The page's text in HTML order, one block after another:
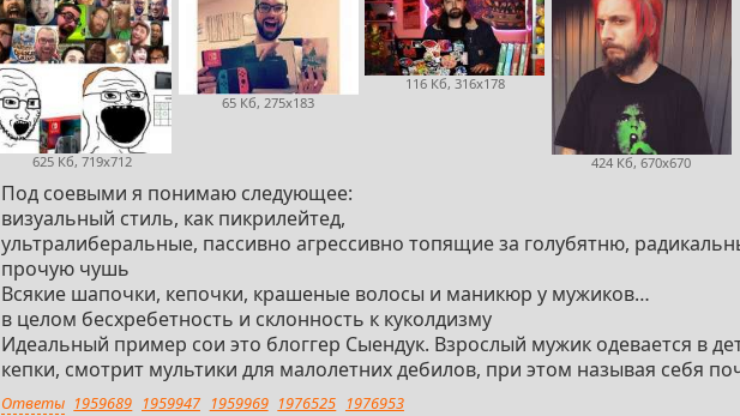
625 Кб, 719x712
65 Кб, 275x183
116 Кб, 316x178
424 Кб, 670x670
Под соевыми я понимаю следующее:
визуальный стиль, как пикрилейтед,
ультралиберальные, пассивно агрессивно топящие за голубятню,
прочую чушь
Всякие шапочки, кепочки, крашеные волосы и маникюр у мужиков…
в целом бесхребетность и склонность к куколдизму
Идеальный пример сои это блоггер Сыендук. Взрослый мужик одевается в
кепки, смотрит мультики для малолетних дебилов, при этом называя себя
Ответы 1959689 1959947 1959969 1976525 1976953